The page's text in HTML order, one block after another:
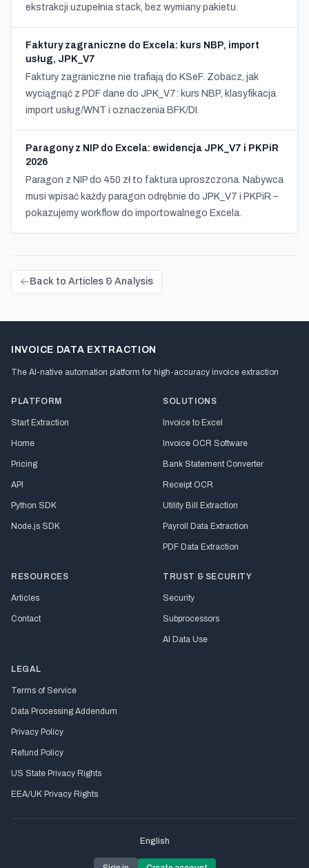
ekstrakcji uzupełnia stack, bez wymiany pakietu.
Faktury zagraniczne do Excela: kurs NBP, import
usług, JPK_V7
Faktury zagraniczne nie trafiają do KSeF. Zobacz, jak
wyciągnąć z PDF dane do JPK_V7: kurs NBP, klasyfikacja
import usług/WNT i oznaczenia BFK/DI.
Paragony z NIP do Excela: ewidencja JPK_V7 i PKPiR
2026
Paragon z NIP do 450 zł to faktura uproszczona. Nabywca
musi wpisać każdy paragon odrębnie do JPK_V7 i PKPiR –
pokazujemy workflow do importowalnego Excela.
Back to Articles & Analysis
INVOICE DATA EXTRACTION
The AI-native automation platform for high-accuracy invoice extraction
PLATFORM
Start Extraction
Home
Pricing
API
Python SDK
Node.js SDK
SOLUTIONS
Invoice to Excel
Invoice OCR Software
Bank Statement Converter
Receipt OCR
Utility Bill Extraction
Payroll Data Extraction
PDF Data Extraction
RESOURCES
Articles
Contact
TRUST & SECURITY
Security
Subprocessors
AI Data Use
LEGAL
Terms of Service
Data Processing Addendum
Privacy Policy
Refund Policy
US State Privacy Rights
EEA/UK Privacy Rights
English